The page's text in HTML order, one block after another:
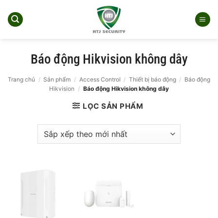
qua
Báo động Hikvision không dây
Trang chủ / Sản phẩm / Access Control / Thiết bị báo động / Báo động
Hikvision / Báo động Hikvision không dây
LỌC SẢN PHẨM